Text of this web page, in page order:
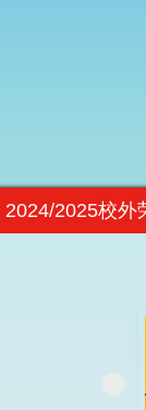
2024/2025校外